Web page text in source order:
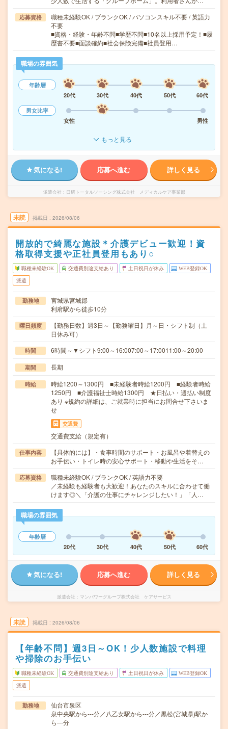
応募資格
職種未経験OK / ブランクOK / パソコンスキル不要 / 英語力
不要
■資格・経験・年齢不問■学歴不問■10名以上採用予定！■履
歴書不要■面談確約■社会保険完備■社員登用…
職場の雰囲気
年齢層
20代
30代 40代 50代
60代
男女比率
女性
男性
もっと見る
気になる! 応募へ進む 詳しく見る
派遣会社 日研トータルソーシング株式会社 メディカルケア事業部
未読 掲載日 2026/08/06
開放的で綺麗な施設＊介護デビュー歓迎！資
格取得支援や正社員登用もあり○
職種未経験OK 交通費別途支給あり 土日祝日が休み WEB登録OK
派遣
勤務地
宮城県宮城郡
利府駅から徒歩10分
曜日頻度
【勤務日数】週3日～【勤務曜日】月～日・シフト制（土
日休み可）
時間 6時間～▼シフト9:00～16:007:00～17:0011:00～20:00
期間 長期
時給
時給1200～1300円 ■未経験者時給1200円 ■経験者時給
1250円 ■介護福祉士時給1300円 ★日払い・週払い制度
あり ※規約の詳細は、ご就業時に担当にお問合せ下さいま
せ
交通費
交通費支給（規定有）
仕事内容
【具体的には】・食事時間のサポート・お風呂や着替えの
お手伝い・トイレ時の安心サポート・移動や生活をそ…
応募資格
職種未経験OK / ブランクOK / 英語力不要
／未経験も経験者も大歓迎！あなたのスキルに合わせて働
けます◎＼「介護の仕事にチャレンジしたい！」「人…
職場の雰囲気
年齢層
20代
30代 40代 50代 60代
気になる! 応募へ進む 詳しく見る
派遣会社 マンパワーグループ株式会社 ケアサービス
未読 掲載日 2026/08/06
【年齢不問】週3日～OK！少人数施設で料理
や掃除のお手伝い
職種未経験OK 交通費別途支給あり 土日祝日が休み WEB登録OK
派遣
勤務地
仙台市泉区
泉中央駅から---分／八乙女駅から---分／黒松(宮城県)駅か
ら---分